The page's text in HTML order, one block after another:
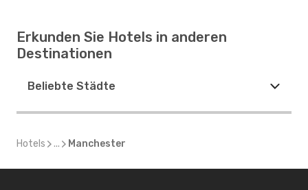
Erkunden Sie Hotels in anderen
Destinationen
Beliebte Städte
Hotels ... Manchester